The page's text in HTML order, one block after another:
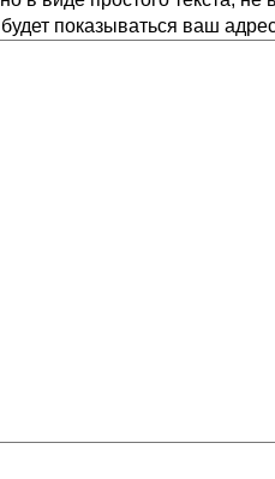
показываться ваш